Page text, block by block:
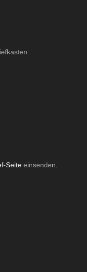
Seite einsenden.